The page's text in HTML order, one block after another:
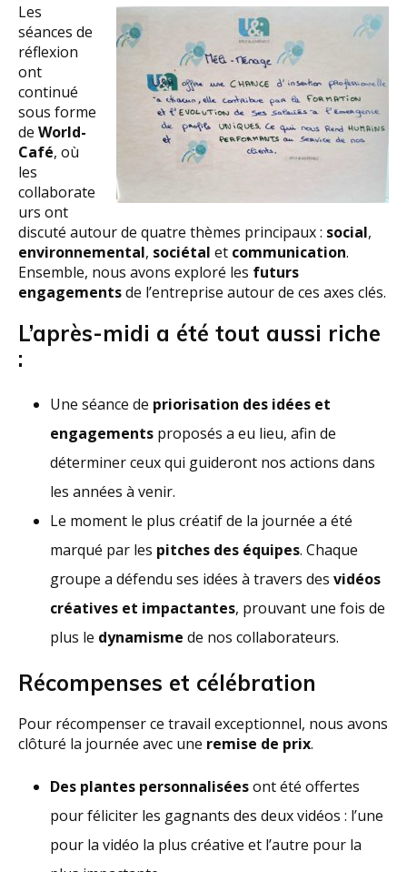
Les
séances de
réflexion
ont
continué
sous forme
de World-
Café, où
les
collaborate
urs ont
discuté autour de quatre thèmes principaux : social,
environnemental, sociétal et communication.
Ensemble, nous avons exploré les futurs
engagementsde l’entreprise autour de ces axes clés.
L’après-midi a été tout aussi riche
:
Une séance de priorisation des idées et
engagements proposés a eu lieu, afin de
déterminer ceux qui guideront nos actions dans
les années à venir.
Le moment le plus créatif de la journée a été
marqué par les pitches des équipes. Chaque
groupe a défendu ses idées à travers des vidéos
créatives et impactantes, prouvant une fois de
plus le dynamisme de nos collaborateurs.
Récompenses et célébration
Pour récompenser ce travail exceptionnel, nous avons
clôturé la journée avec une remise de prix.
Des plantes personnaliséesont été offertes
pour féliciter les gagnants des deux vidéos : l’une
pour la vidéo la plus créative et l’autre pour la